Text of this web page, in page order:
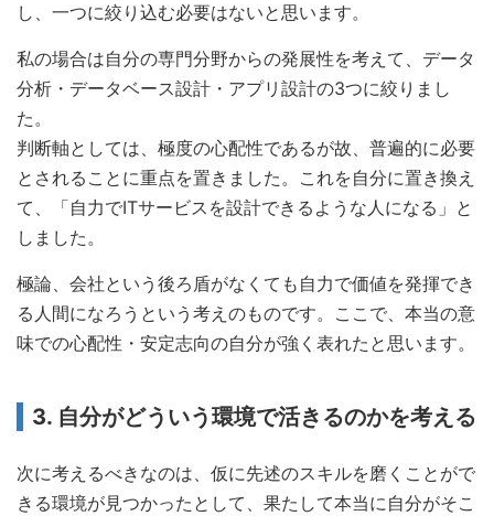
し、一つに絞り込む必要はないと思います。
私の場合は自分の専門分野からの発展性を考えて、データ
分析・データベース設計・アプリ設計の3つに絞りまし
た。
判断軸としては、極度の心配性であるが故、普遍的に必要
とされることに重点を置きました。これを自分に置き換え
て、「自力でITサービスを設計できるような人になる」と
しました。
極論、会社という後ろ盾がなくても自力で価値を発揮でき
る人間になろうという考えのものです。ここで、本当の意
味での心配性・安定志向の自分が強く表れたと思います。
3. 自分がどういう環境で活きるのかを考える
次に考えるべきなのは、仮に先述のスキルを磨くことがで
きる環境が見つかったとして、果たして本当に自分がそこ